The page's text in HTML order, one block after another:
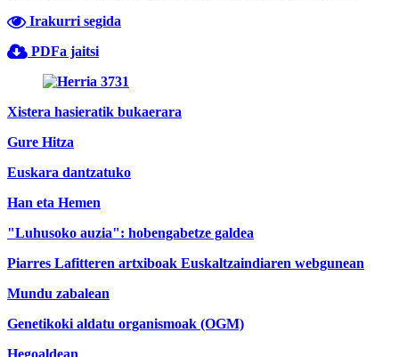
Irakurri segida
PDFa jaitsi
Xistera hasieratik bukaerara
Gure Hitza
Euskara dantzatuko
Han eta Hemen
"Luhusoko auzia": hobengabetze galdea
Piarres Lafitteren artxiboak Euskaltzaindiaren webgunean
Mundu zabalean
Genetikoki aldatu organismoak (OGM)